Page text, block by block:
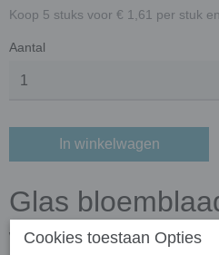
Koop 5 stuks voor € 1,61 per stuk
Aantal
In winkelwagen
Glas
watermelon red;
Cookies toestaan Opties